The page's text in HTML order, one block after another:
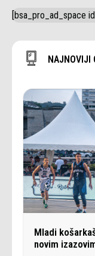
[bsa_pro_ad_space
NAJNOVIJI
Mladi
novim